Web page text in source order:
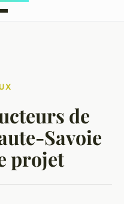
de
Savoie
projet